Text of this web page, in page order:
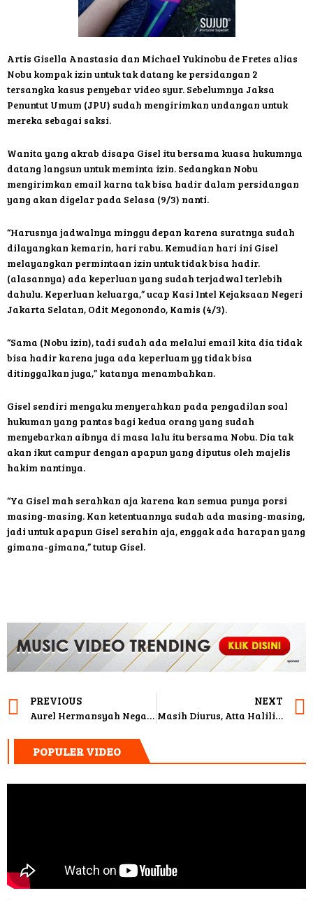
Artis Gisella Anastasia dan Michael Yukinobu de Fretes alias
Nobu kompak izin untuk tak datang ke persidangan 2
tersangka kasus penyebar video syur. Sebelumnya Jaksa
Penuntut Umum (JPU) sudah mengirimkan undangan untuk
mereka sebagai saksi.
Wanita yang akrab disapa Gisel itu bersama kuasa hukumnya
datang langsun untuk meminta izin. Sedangkan Nobu
mengirimkan email karna tak bisa hadir dalam persidangan
yang akan digelar pada Selasa (9/3) nanti.
“Harusnya jadwalnya minggu depan karena suratnya sudah
dilayangkan kemarin, hari rabu. Kemudian hari ini Gisel
melayangkan permintaan izin untuk tidak bisa hadir.
(alasannya) ada keperluan yang sudah terjadwal terlebih
dahulu. Keperluan keluarga,” ucap Kasi Intel Kejaksaan Negeri
Jakarta Selatan, Odit Megonondo, Kamis (4/3).
“Sama (Nobu izin), tadi sudah ada melalui email kita dia tidak
bisa hadir karena juga ada keperluam yg tidak bisa
ditinggalkan juga,” katanya menambahkan.
Gisel sendiri mengaku menyerahkan pada pengadilan soal
hukuman yang pantas bagi kedua orang yang sudah
menyebarkan aibnya di masa lalu itu bersama Nobu. Dia tak
akan ikut campur dengan apapun yang diputus oleh majelis
hakim nantinya.
“Ya Gisel mah serahkan aja karena kan semua punya porsi
masing-masing. Kan ketentuannya sudah ada masing-masing,
jadi untuk apapun Gisel serahin aja, enggak ada harapan yang
gimana-gimana,” tutup Gisel.
PREVIOUS
Aurel Hermansyah Negatif Covid-19, Atta Halilintar: Bisa Jalan Bareng Lagi
NEXT
Masih Diurus, Atta Halilintar dan Aurel Hermansyah Berharap Bisa Akad Nikah di Masjid Istiqlal
POPULER VIDEO